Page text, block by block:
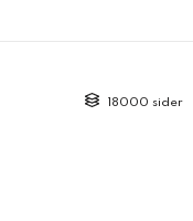
18000 sider